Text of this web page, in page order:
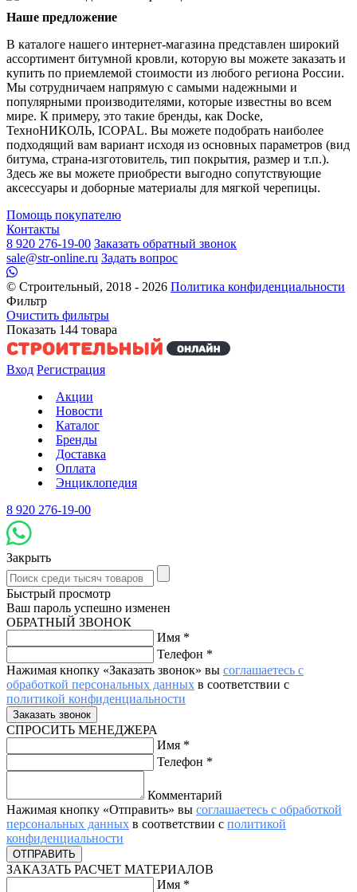
Наше предложение
В каталоге нашего интернет-магазина представлен широкий
ассортимент битумной кровли, которую вы можете заказать и
купить по приемлемой стоимости из любого региона России.
Мы сотрудничаем напрямую с самыми надежными и
популярными производителями, которые известны во всем
мире. К примеру, это такие бренды, как Docke,
ТехноНИКОЛЬ, ICOPAL. Вы можете подобрать наиболее
подходящий вам вариант исходя из основных параметров (вид
битума, страна-изготовитель, тип покрытия, размер и т.п.).
Здесь же вы можете приобрести выгодно сопутствующие
аксессуары и доборные материалы для мягкой черепицы.
Помощь покупателю
Контакты
8 920 276-19-00 Заказать обратный звонок
sale@str-online.ru Задать вопрос
© Строительный, 2018 - 2026 Политика конфиденциальности
Фильтр
Очистить фильтры
Показать 144 товара
Вход Регистрация
Акции
Новости
Каталог
Бренды
Доставка
Оплата
Энциклопедия
8 920 276-19-00
Закрыть
Быстрый просмотр
Ваш пароль успешно изменен
ОБРАТНЫЙ ЗВОНОК
Имя *
Телефон *
Нажимая кнопку «Заказать звонок» вы соглашаетесь с
обработкой персональных данных в соответствии с
политикой конфиденциальности
СПРОСИТЬ МЕНЕДЖЕРА
Имя *
Телефон *
Комментарий
Нажимая кнопку «Отправить» вы соглашаетесь с обработкой
персональных данных в соответствии с политикой
конфиденциальности
ЗАКАЗАТЬ РАСЧЕТ МАТЕРИАЛОВ
Имя *